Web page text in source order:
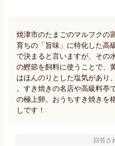
焼津市のたまごのマルフクの
育ちの「旨味」に特化した高
で決まると言いますが、その
の鰹節を飼料に使うことで、
はほんのりとした塩気があり
。すき焼きの名店や高級料亭
の極上卵。おうちすき焼きを
しです！
回答さ